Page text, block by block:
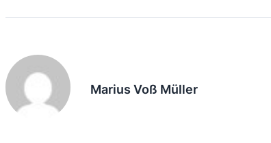
Marius Voß Müller